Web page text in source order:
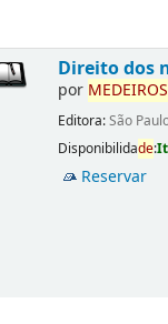
Direito dos
por MEDEIROS
Editora:São
Disponibilidade:
Reservar